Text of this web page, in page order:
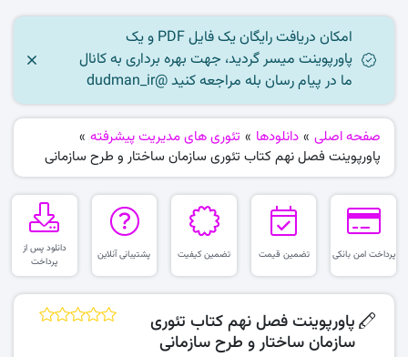
امکان دریافت رایگان یک فایل PDF و یک
پاورپوینت میسر گردید، جهت بهره برداری به کانال
ما در پیام رسان بله مراجعه کنید @dudman_ir
صفحه اصلی » دانلودها » تئوری های مدیریت پیشرفته »
پاورپوینت فصل نهم کتاب تئوری سازمان ساختار و طرح سازمانی
پرداخت امن بانکی تضمین قیمت تضمین کیفیت پشتیبانی آنلاین
دانلود پس از
پرداخت
پاورپوینت فصل نهم کتاب تئوری
سازمان ساختار و طرح سازمانی